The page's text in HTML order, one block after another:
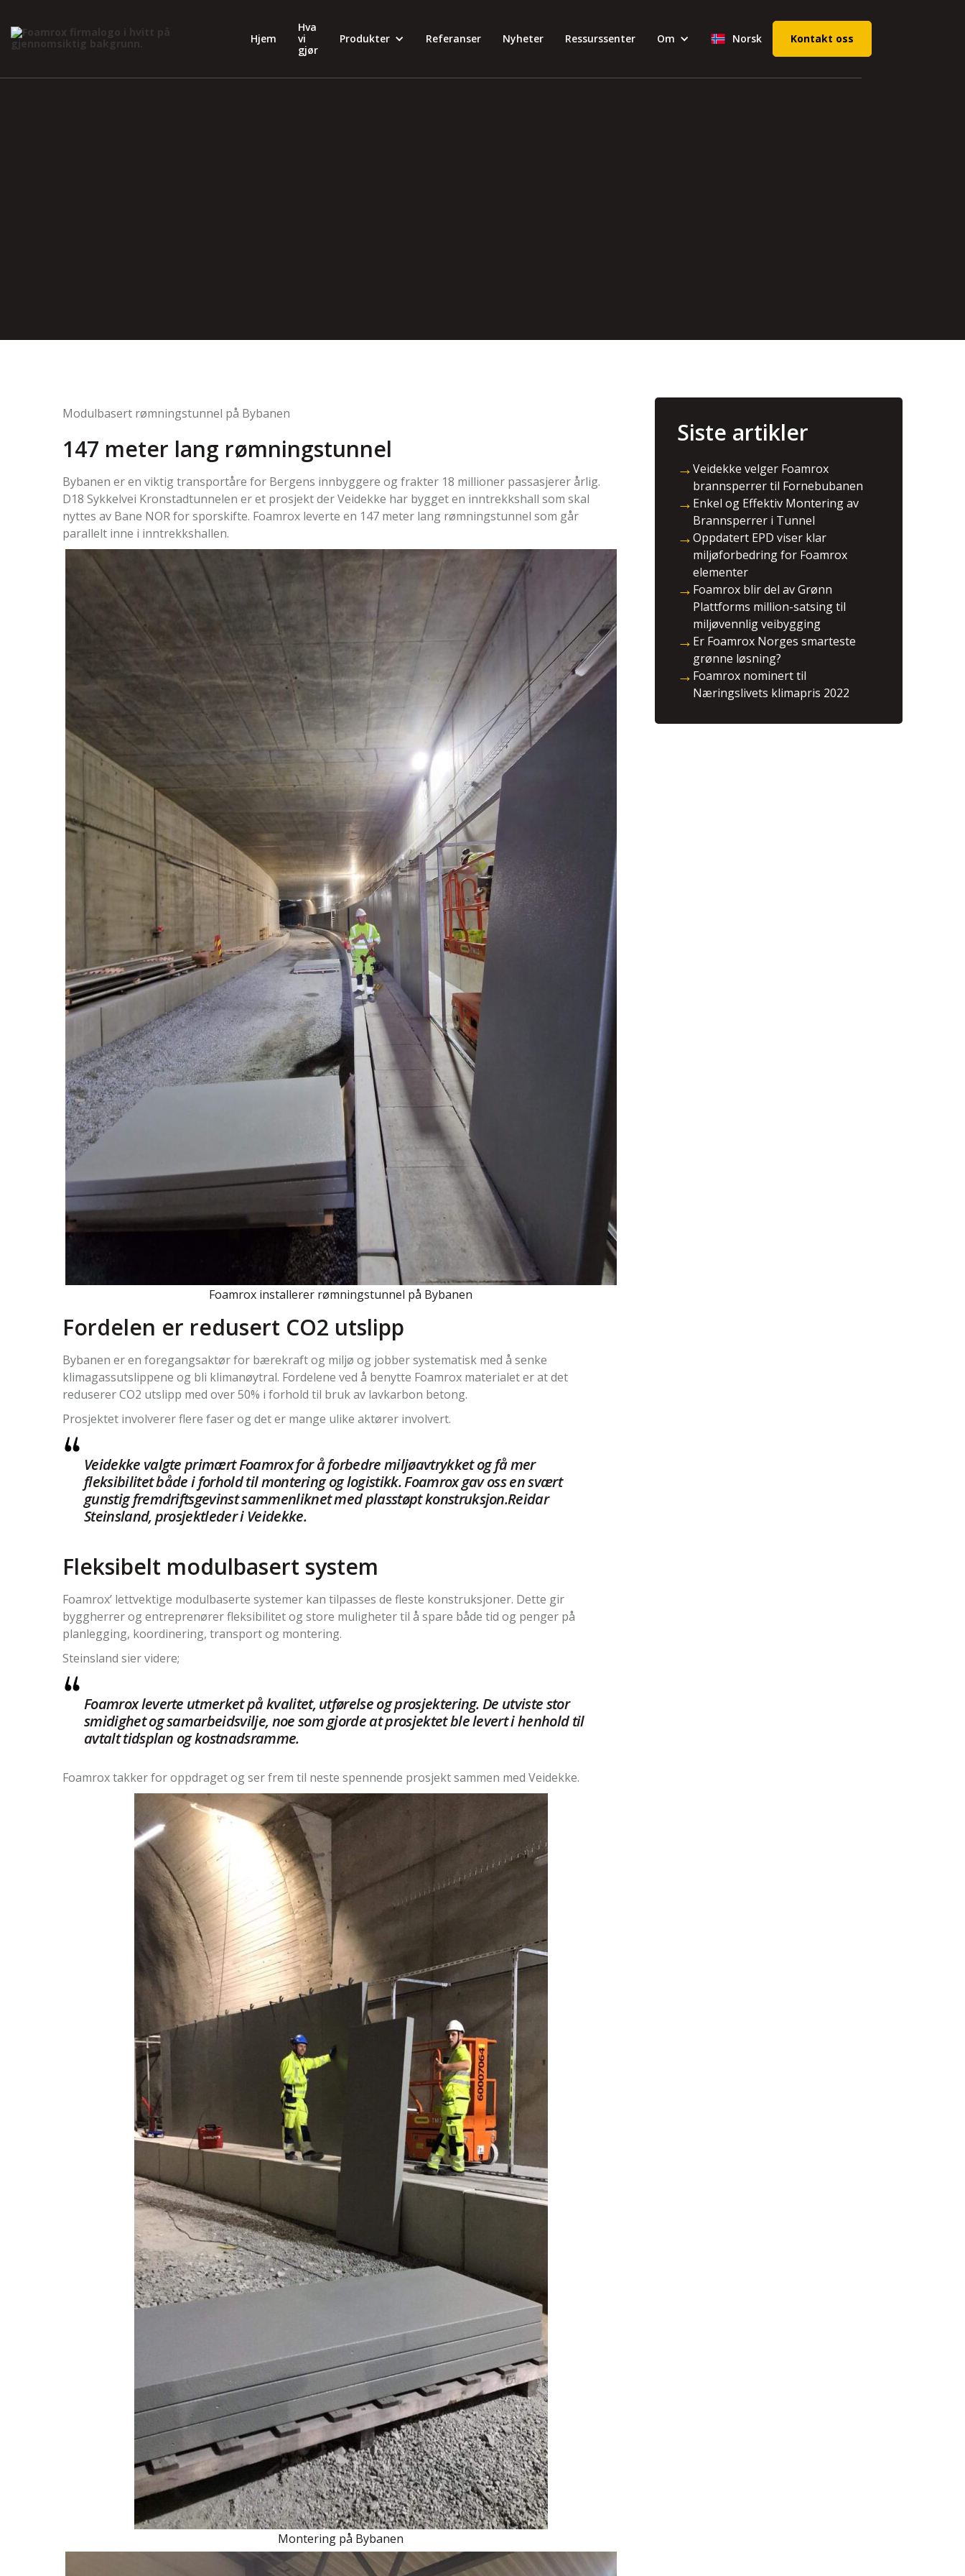
Hjem
Hva
vi
gjør
Produkter Referanser Nyheter Ressurssenter Om Norsk Kontakt oss
Modulbasert rømningstunnel på Bybanen
147 meter lang rømningstunnel
Bybanen er en viktig transportåre for Bergens innbyggere og frakter 18 millioner passasjerer årlig.
D18 Sykkelvei Kronstadtunnelen er et prosjekt der Veidekke har bygget en inntrekkshall som skal
nyttes av Bane NOR for sporskifte. Foamrox leverte en 147 meter lang rømningstunnel som går
parallelt inne i inntrekkshallen.
Foamrox installerer rømningstunnel på Bybanen
Fordelen er redusert CO2 utslipp
Bybanen er en foregangsaktør for bærekraft og miljø og jobber systematisk med å senke
klimagassutslippene og bli klimanøytral. Fordelene ved å benytte Foamrox materialet er at det
reduserer CO2 utslipp med over 50% i forhold til bruk av lavkarbon betong.
Prosjektet involverer flere faser og det er mange ulike aktører involvert.
Veidekke valgte primært Foamrox for å forbedre miljøavtrykket og få mer
fleksibilitet både i forhold til montering og logistikk. Foamrox gav oss en svært
gunstig fremdriftsgevinst sammenliknet med plasstøpt konstruksjon.Reidar
Steinsland, prosjektleder i Veidekke.
Fleksibelt modulbasert system
Foamrox’ lettvektige modulbaserte systemer kan tilpasses de fleste konstruksjoner. Dette gir
byggherrer og entreprenører fleksibilitet og store muligheter til å spare både tid og penger på
planlegging, koordinering, transport og montering.
Steinsland sier videre;
Foamrox leverte utmerket på kvalitet, utførelse og prosjektering. De utviste stor
smidighet og samarbeidsvilje, noe som gjorde at prosjektet ble levert i henhold til
avtalt tidsplan og kostnadsramme.
Foamrox takker for oppdraget og ser frem til neste spennende prosjekt sammen med Veidekke.
Montering på Bybanen
Siste artikler
→Veidekke velger Foamrox
brannsperrer til Fornebubanen
→ Enkel og Effektiv Montering av
Brannsperrer i Tunnel
→Oppdatert EPD viser klar
miljøforbedring for Foamrox
elementer
→ Foamrox blir del av Grønn
Plattforms million-satsing til
miljøvennlig veibygging
→ Er Foamrox Norges smarteste
grønne løsning?
→ Foamrox nominert til
Næringslivets klimapris 2022